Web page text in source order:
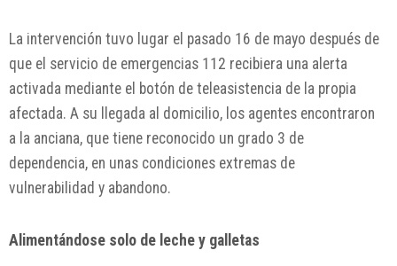
La intervención tuvo lugar el pasado 16 de mayo después de
que el servicio de emergencias 112 recibiera una alerta
activada mediante el botón de teleasistencia de la propia
afectada. A su llegada al domicilio, los agentes encontraron
a la anciana, que tiene reconocido un grado 3 de
dependencia, en unas condiciones extremas de
vulnerabilidad y abandono.
Alimentándose solo de leche y galletas